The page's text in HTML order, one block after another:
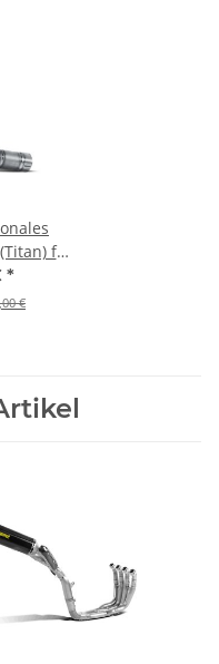
für
> 2014
*
€